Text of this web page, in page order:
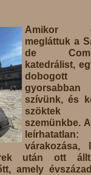
Amikor
megláttuk a
de
katedrálist,
dobogott
szívünk, és
szemünkbe.
várakozása,
után ott
amely